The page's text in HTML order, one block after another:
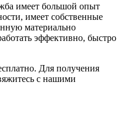
имеет большой опыт
имеет собственные
материально
эффективно, быстро
Для получения
с нашими